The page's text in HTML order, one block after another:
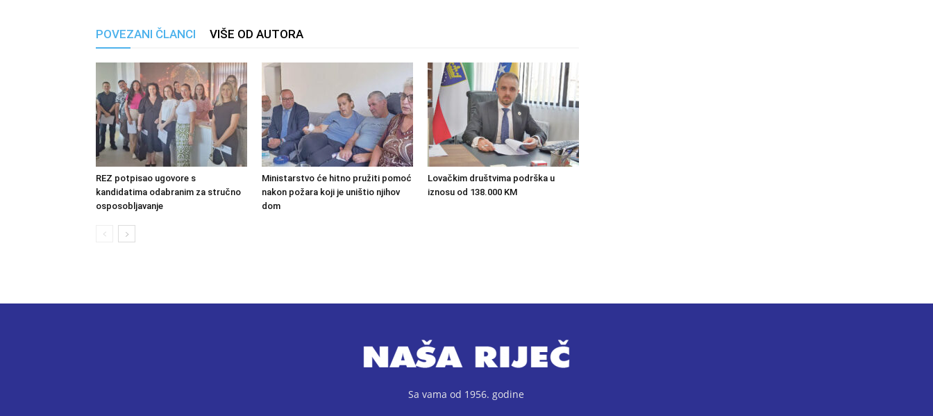
POVEZANI ČLANCI VIŠE OD AUTORA
REZ potpisao ugovore s
kandidatima odabranim za stručno
osposobljavanje
Ministarstvo će hitno pružiti pomoć
nakon požara koji je uništio njihov
dom
Lovačkim društvima podrška u
iznosu od 138.000 KM
Sa vama od 1956. godine